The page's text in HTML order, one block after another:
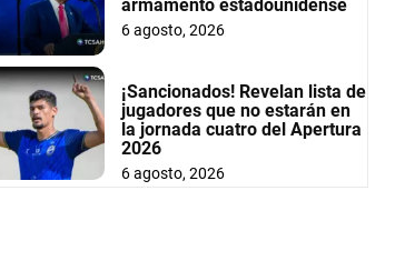
armamento estadounidense
6 agosto, 2026
¡Sancionados! Revelan lista de
jugadores que no estarán en
la jornada cuatro del Apertura
2026
6 agosto, 2026